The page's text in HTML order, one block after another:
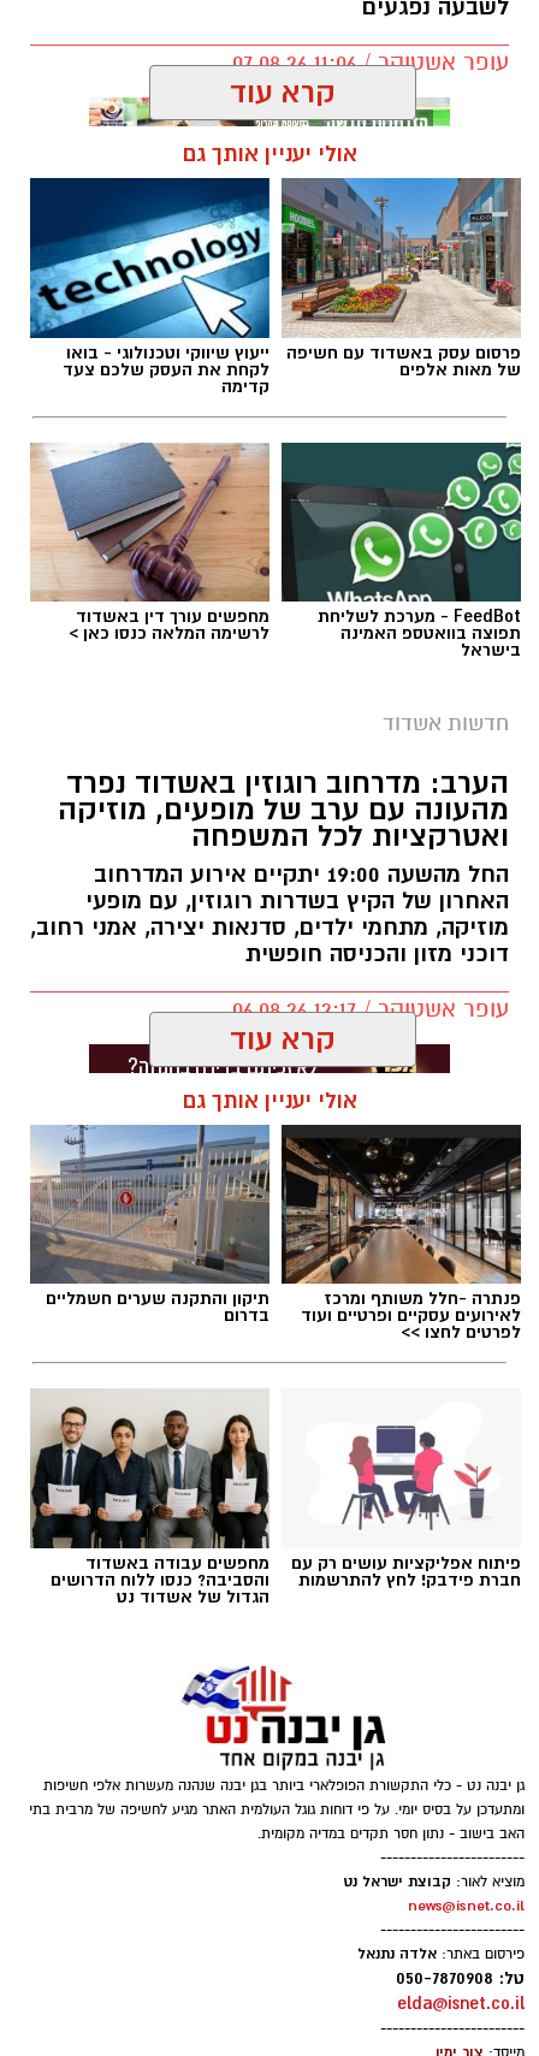
לשבעה נפגעים
עופר אשטוקר / 11:06 07.08.26
תגים:תאונת שרשרת עד הלום
תאונת דרכים עם מעורבות חמישה כלי רכב אירעה
לזירה הוזעקו צוותי הרפואה של מד”א ואיחוד
הצלה, שהעניקו טיפול רפואי לשבעה נפגעים במצב
קל. שניים מהפצועים פונו באמבולנס של איחוד
הצלה להמשך טיפול בבית החולים אסותא
באשדוד, בעוד יתר הנפגעים טופלו במקום.
בעקבות התאונה נרשמו עומסי תנועה באזור,
והנהגים מתבקשים לנסוע בזהירות ולהישמע
להנחיות כוחות ההצלה והמשטרה.
‏כדי לעקוב אחרי הערוץ גן יבנה נט ב-WhatsApp
לחצו כאן
יש לכם מידע חשוב שטרם נחשף? צילומים מאירוע
קרא עוד
אולי יעניין אותך גם
פרסום עסק באשדוד עם חשיפה
של מאות אלפים
ייעוץ שיווקי וטכנולוגי - בואו
לקחת את העסק שלכם צעד
קדימה
FeedBot - מערכת לשליחת
תפוצה בוואטספ האמינה
בישראל
מחפשים עורך דין באשדוד
לרשימה המלאה כנסו כאן >
חדשות אשדוד
הערב: מדרחוב רוגוזין באשדוד נפרד
מהעונה עם ערב של מופעים, מוזיקה
ואטרקציות לכל המשפחה
החל מהשעה 19:00 יתקיים אירוע המדרחוב
האחרון של הקיץ בשדרות רוגוזין, עם מופעי
מוזיקה, מתחמי ילדים, סדנאות יצירה, אמני רחוב,
דוכני מזון והכניסה חופשית
עופר אשטוקר / 12:17 06.08.26
תגים:מדרחוב רוגוזין אשדוד
עיריית אשדוד מזמינה את תושבי העיר והסביבה
לחגוג את אירוע המדרחוב האחרון של הקיץ,
לאורך השדרה ייהנו המבקרים מערב חגיגי וצבעוני
לכל המשפחה, עם הולכי קביים, ליצנים, קוסמים,
סדנאות יצירה ללא תשלום, דוכני מזון, מופעי רחוב
ואווירה קיצית לצד הבריזה מהים.
Power, ג'ויה ואבי בן עמרם במופע בוזוקי. במקביל,
במתחם הילדים יתקיימו מופעים של מורן קסם,
קרא עוד
אולי יעניין אותך גם
פנתרה -חלל משותף ומרכז
לאירועים עסקיים ופרטיים ועוד
לפרטים לחצו >>
תיקון והתקנה שערים חשמליים
בדרום
פיתוח אפליקציות עושים רק עם
חברת פידבק! לחץ להתרשמות
מחפשים עבודה באשדוד
והסביבה? כנסו ללוח הדרושים
הגדול של אשדוד נט
גן יבנה נט - כלי התקשורת הפופלארי ביותר בגן יבנה שנהנה מעשרות אלפי חשיפות
ומתעדכן על בסיס יומי. על פי דוחות גוגל העולמית האתר מגיע לחשיפה של מרבית בתי
האב בישוב - נתון חסר תקדים במדיה מקומית.
------------------------
מוציא לאור: קבוצת ישראל נט
news@isnet.co.il
------------------------
פירסום באתר: אלדה נתנאל
טל: 050-7870908
elda@isnet.co.il
------------------------
מייסד: